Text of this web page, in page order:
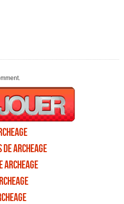
ArcheAge
ArcheAge